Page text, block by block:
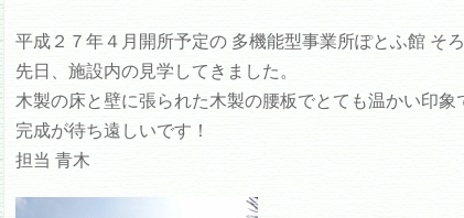
平成２７年４月開所予定の 多機能型事業所ぽとふ館 そろ
先日、施設内の見学してきました。
木製の床と壁に張られた木製の腰板でとても温かい印象
完成が待ち遠しいです！
担当 青木